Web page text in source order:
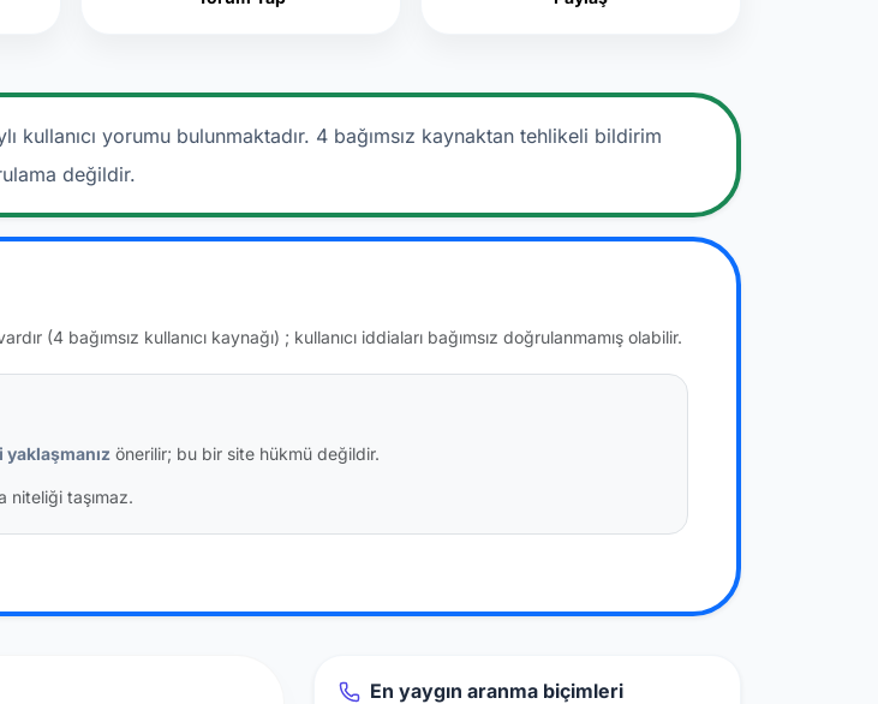
kullanıcı yorumu bulunmaktadır. 4 bağımsız kaynaktan tehlikeli bildirim
değildir.
(4 bağımsız kullanıcı kaynağı) ; kullanıcı iddiaları bağımsız doğrulanmamış olabilir.
önerilir; bu bir site hükmü değildir.
niteliği taşımaz.
En yaygın aranma biçimleri